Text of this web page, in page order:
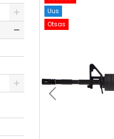
Toggle
Toggle
Uus
Otsas